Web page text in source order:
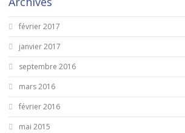
février 2017
janvier 2017
septembre 2016
mars 2016
février 2016
mai 2015